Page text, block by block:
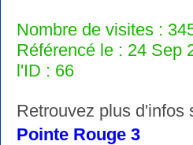
Nombre de visites :
Référencé le : 24 Sep
l'ID : 66
Retrouvez plus d'infos
Pointe Rouge 3